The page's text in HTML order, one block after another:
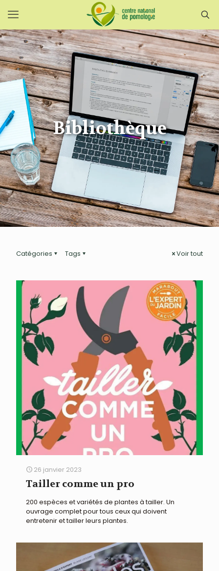
Bibliothèque
Catégories Tags Voir tout
26 janvier 2023
Tailler comme un pro
200 espèces et variétés de plantes à tailler. Un
ouvrage complet pour tous ceux qui doivent
entretenir et tailler leurs plantes.